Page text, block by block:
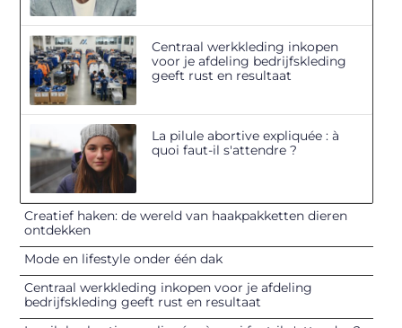
Centraal werkkleding inkopen
voor je afdeling bedrijfskleding
geeft rust en resultaat
La pilule abortive expliquée : à
quoi faut-il s'attendre ?
Creatief haken: de wereld van haakpakketten dieren
ontdekken
Mode en lifestyle onder één dak
Centraal werkkleding inkopen voor je afdeling
bedrijfskleding geeft rust en resultaat